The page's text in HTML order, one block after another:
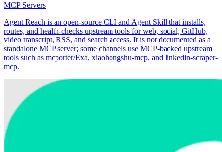
MCP Servers
Agent Reach is an open-source CLI and Agent Skill that installs,
routes, and health-checks upstream tools for web, social, GitHub,
video transcript, RSS, and search access. It is not documented as a
standalone MCP server; some channels use MCP-backed upstream
tools such as mcporter/Exa, xiaohongshu-mcp, and linkedin-scraper-
mcp.